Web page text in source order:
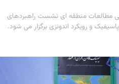
مطالعات منطقه ای نشست راهبردهای
و رویکرد اندونزی برگزار می شود.